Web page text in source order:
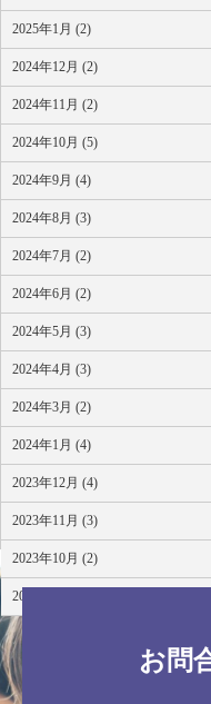
2025年1月 (2)
2024年12月 (2)
2024年11月 (2)
2024年10月 (5)
2024年9月 (4)
2024年8月 (3)
2024年7月 (2)
2024年6月 (2)
2024年5月 (3)
2024年4月 (3)
2024年3月 (2)
2024年1月 (4)
2023年12月 (4)
2023年11月 (3)
2023年10月 (2)
2023年8月 (4)
お問